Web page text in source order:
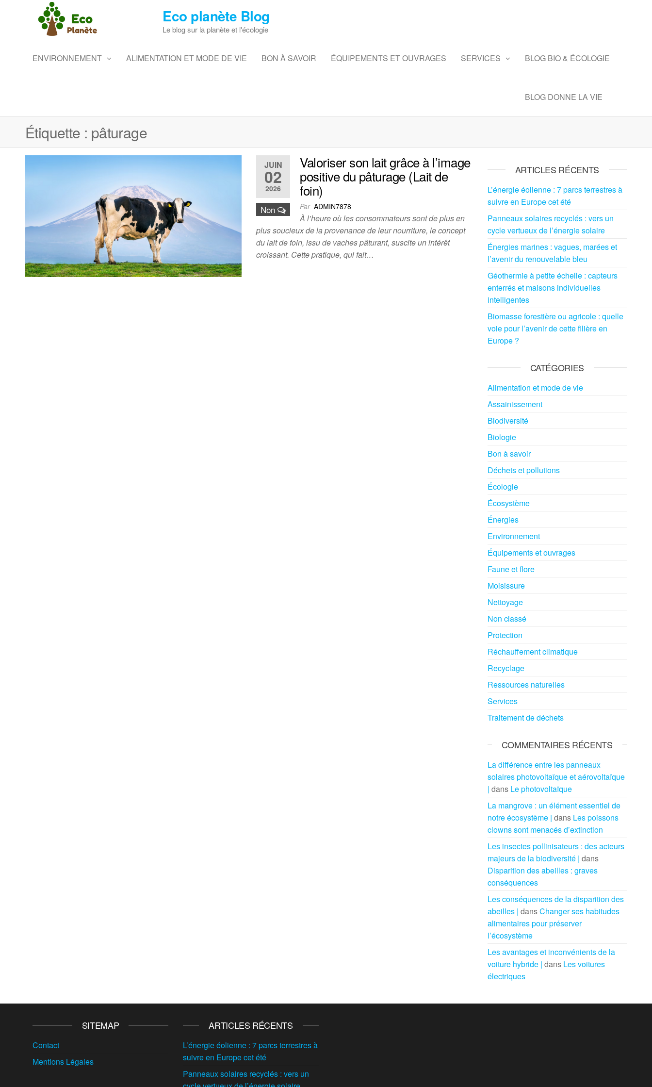
Eco planète Blog
Le blog sur la planète et l'écologie
ENVIRONNEMENT ALIMENTATION ET MODE DE VIE BON À SAVOIR ÉQUIPEMENTS ET OUVRAGES SERVICES BLOG BIO & ÉCOLOGIE
BLOG DONNE LA VIE
Étiquette : pâturage
JUIN
02
2026
Non
Valoriser son lait grâce à l’image
positive du pâturage (Lait de
foin)
Par ADMIN7878
À l’heure où les consommateurs sont de plus en
plus soucieux de la provenance de leur nourriture, le concept
du lait de foin, issu de vaches pâturant, suscite un intérêt
croissant. Cette pratique, qui fait…
ARTICLES RÉCENTS
L’énergie éolienne : 7 parcs terrestres à
suivre en Europe cet été
Panneaux solaires recyclés : vers un
cycle vertueux de l’énergie solaire
Énergies marines : vagues, marées et
l’avenir du renouvelable bleu
Géothermie à petite échelle : capteurs
enterrés et maisons individuelles
intelligentes
Biomasse forestière ou agricole : quelle
voie pour l’avenir de cette filière en
Europe ?
CATÉGORIES
Alimentation et mode de vie
Assainissement
Biodiversité
Biologie
Bon à savoir
Déchets et pollutions
Écologie
Écosystème
Énergies
Environnement
Équipements et ouvrages
Faune et flore
Moisissure
Nettoyage
Non classé
Protection
Réchauffement climatique
Recyclage
Ressources naturelles
Services
Traitement de déchets
COMMENTAIRES RÉCENTS
La différence entre les panneaux
solaires photovoltaïque et aérovoltaïque
| dans Le photovoltaïque
La mangrove : un élément essentiel de
notre écosystème | dans Les poissons
clowns sont menacés d’extinction
Les insectes pollinisateurs : des acteurs
majeurs de la biodiversité | dans
Disparition des abeilles : graves
conséquences
Les conséquences de la disparition des
abeilles | dansChanger ses habitudes
alimentaires pour préserver
l’écosystème
Les avantages et inconvénients de la
voiture hybride | dans Les voitures
électriques
SITEMAP
Contact
Mentions Légales
ARTICLES RÉCENTS
L’énergie éolienne : 7 parcs terrestres à
suivre en Europe cet été
Panneaux solaires recyclés : vers un